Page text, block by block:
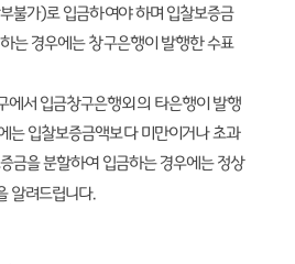
불가)로 입금하여야 하며 입찰보증금
는 경우에는 창구은행이 발행한 수표
에서 입금창구은행외의 타은행이 발행
는 입찰보증금액보다 미만이거나 초과
금을 분할하여 입금하는 경우에는 정상
알려드립니다.